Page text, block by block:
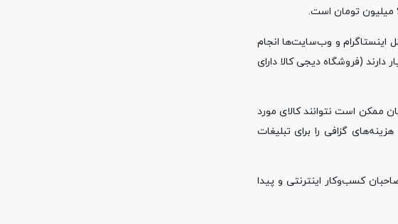
اینستاگرام و وب‌سایت‌ها انجام
(فروشگاه دیجی کالا دارای
ممکن است نتوانند کالای مورد
گزافی را برای تبلیغات
کسب‌وکار اینترنتی و پیدا